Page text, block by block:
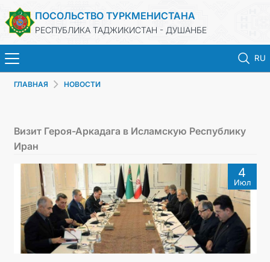
ПОСОЛЬСТВО ТУРКМЕНИСТАНА
РЕСПУБЛИКА ТАДЖИКИСТАН - ДУШАНБЕ
RU
КОНСУЛЬСКИЕ УСЛУГИ
МИД
КОНТАКТНЫЕ ДАННЫЕ
ГЛАВНАЯ НОВОСТИ
Визит Героя-Аркадага в Исламскую Республику
Иран
4
Июл